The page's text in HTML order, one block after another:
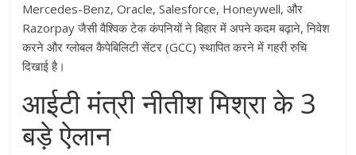
Mercedes-Benz, Oracle, Salesforce, Honeywell, और
Razorpay जैसी वैश्विक टेक कंपनियों ने बिहार में अपने कदम बढ़ाने, निवेश
करने और ग्लोबल कैपेबिलिटी सेंटर (GCC) स्थापित करने में गहरी रुचि
दिखाई है।
आईटी मंत्री नीतीश मिश्रा के 3
बड़े ऐलान